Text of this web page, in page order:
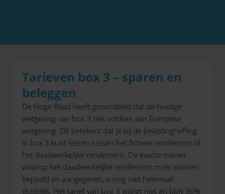
Tarieven box 3 – sparen en
beleggen
De Hoge Raad heeft geoordeeld dat de huidige
wetgeving van box 3 niet voldoet aan Europese
wetgeving. Dit betekent dat je bij de belastingheffing
in box 3 kunt kiezen tussen het fictieve rendement of
het daadwerkelijke rendement. De exacte manier
waarop het daadwerkelijke rendement moet worden
bepaald en aangegeven, is nog niet helemaal
duidelijk. Het tarief van box 3 wijzigt niet en blijft 36%